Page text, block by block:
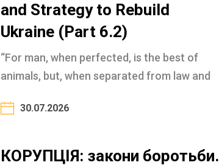
and Strategy to Rebuild
Ukraine (Part 6.2)
“For man, when perfected, is the best of
animals, but, when separated from law and
century BC) The nature of corruption and
30.07.2026
КОРУПЦІЯ: закони боротьби.